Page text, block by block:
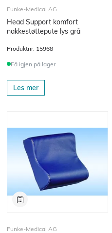
Funke-Medical AG
Head Support komfort
nakkestøttepute lys grå
Produktnr. 15968
Få igjen på lager
Les mer
Funke-Medical AG